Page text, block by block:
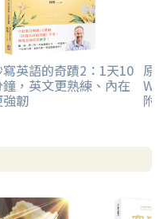
寫英語的奇蹟2：1天10
鐘，英文更熟練、內在
強韌
原
附